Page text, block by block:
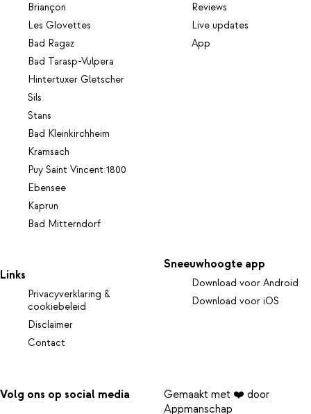
Briançon
Les Glovettes
Bad Ragaz
Bad Tarasp-Vulpera
Hintertuxer Gletscher
Sils
Stans
Bad Kleinkirchheim
Kramsach
Puy Saint Vincent 1800
Ebensee
Kaprun
Bad Mitterndorf
Reviews
Live updates
App
Links
Privacyverklaring &
cookiebeleid
Disclaimer
Contact
Sneeuwhoogte app
Download voor Android
Download voor iOS
Volg ons op social media
Gemaakt met ❤️ door
Appmanschap